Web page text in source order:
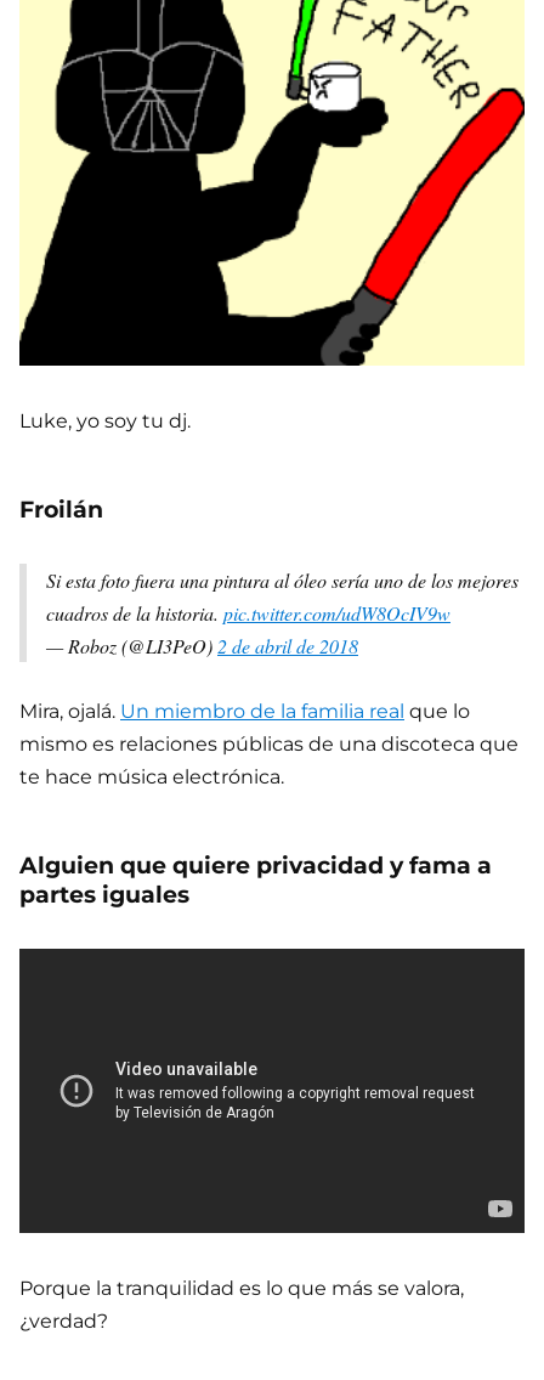
Luke, yo soy tu dj.
Froilán
Si esta foto fuera una pintura al óleo sería uno de los mejores
cuadros de la historia. pic.twitter.com/udW8OcIV9w
— Roboz (@LI3PeO)2 de abril de 2018
Mira, ojalá. Un miembro de la familia real que lo
mismo es relaciones públicas de una discoteca que
te hace música electrónica.
Alguien que quiere privacidad y fama a
partes iguales
Porque la tranquilidad es lo que más se valora,
¿verdad?